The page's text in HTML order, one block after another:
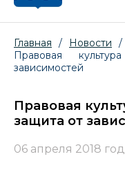
Главная / Новости
/
Правовая
зависимостей
Правовая
защита от
06 апреля 2018